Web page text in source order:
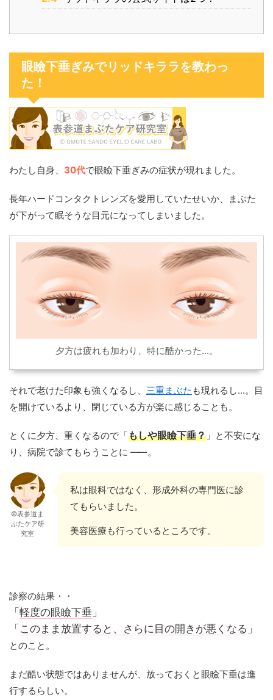
眼瞼下垂ぎみでリッドキララを教わっ
た！
わたし自身、 30代で眼瞼下垂ぎみの症状が現れました。
長年ハードコンタクトレンズを愛用していたせいか、まぶた
が下がって眠そうな目元になってしまいました。
夕方は疲れも加わり、特に酷かった...。
それで老けた印象も強くなるし、 三重まぶた も現れるし...。目
を開けているより、閉じている方が楽に感じることも。
とくに夕方、重くなるので「もしや眼瞼下垂？ 」と不安にな
り、病院で診てもらうことに ——。
©表参道ま
ぶたケア研
究室
私は眼科ではなく、形成外科の専門医に診
てもらいました。
美容医療も行っているところです。
診察の結果・・
「 軽度の眼瞼下垂 」
「 このまま放置すると、さらに目の開きが悪くなる 」
とのこと。
まだ酷い状態ではありませんが、放っておくと眼瞼下垂は進
行するらしい。